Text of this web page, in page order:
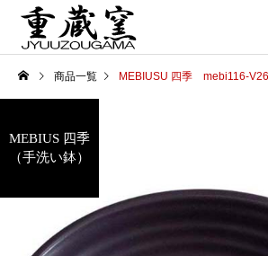
商品一覧 MEBIUSU 四季 mebi116-
MEBIUS 四季
（手洗い鉢）